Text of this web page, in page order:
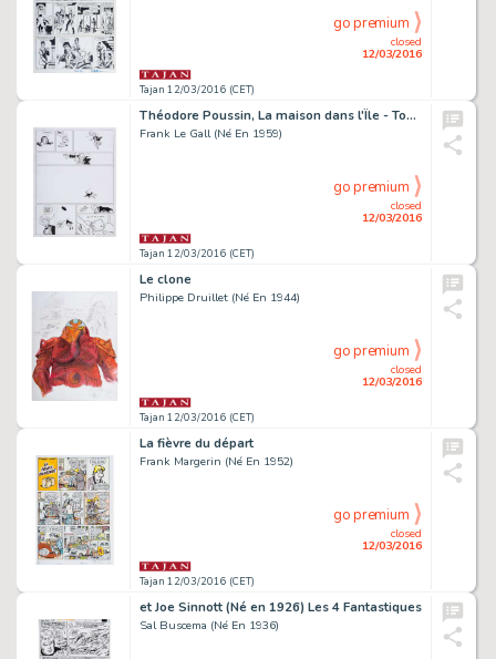
Tajan 12/03/2016 (CET)
closed
12/03/2016
go premium
Théodore Poussin, La maison dans l'Île - Tome 8
Frank Le Gall (Né En 1959)
Tajan 12/03/2016 (CET)
closed
12/03/2016
go premium
Le clone
Philippe Druillet (Né En 1944)
Tajan 12/03/2016 (CET)
closed
12/03/2016
go premium
La fièvre du départ
Frank Margerin (Né En 1952)
Tajan 12/03/2016 (CET)
closed
12/03/2016
go premium
et Joe Sinnott (Né en 1926) Les 4 Fantastiques
Sal Buscema (Né En 1936)